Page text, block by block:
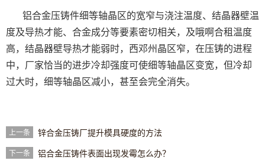
铝合金压铸件细等轴晶区的宽窄与浇注温度、结晶器壁温
度及导热才能、合金成分等要素密切相关，及哦啊合租温度
高，结晶器壁导热才能弱时，西邓州晶区窄，在压铸的进程
中，厂家恰当的进步冷却强度可使细等轴晶区变宽，但冷却
过大时，细等轴晶区减小，甚至会完全消失。
上一条 锌合金压铸厂提升模具硬度的方法
下一条 铝合金压铸件表面出现发霉怎么办？